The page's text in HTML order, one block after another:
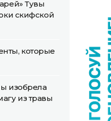
Тувы
скифской
которые
изобрела
из травы